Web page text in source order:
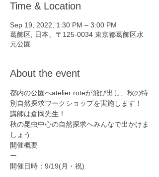
Time & Location
Sep 19, 2022, 1:30 PM – 3:00 PM
葛飾区, 日本、〒125-0034 東京都葛飾区水
元公園
About the event
都内の公園へatelier roteが飛び出し、秋の特
別自然探求ワークショップを実施します！
講師は倉岡先生！
秋の昆虫中心の自然探求へみんなで出かけま
しょう
開催概要
ー
開催日時：9/19(月・祝)